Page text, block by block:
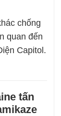
chống
quan đến
Capitol.
tấn